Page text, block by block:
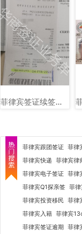
菲律宾签证续签图片样式讲解
菲律宾跟团签证 菲律
菲律宾快递 菲律宾律
菲律宾电子签证 菲律
菲律宾Q1探亲签 菲
菲律宾投资移民 菲律
菲律宾入籍 菲律宾
菲律宾签证逾期 菲律